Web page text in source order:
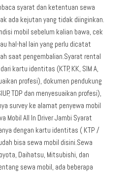
syarat dan ketentuan sewa
ada kejutan yang tidak diinginkan.
mobil sebelum kalian bawa, cek
hal-hal lain yang perlu dicatat
saat pengembalian.Syarat rental
kartu identitas (KTP, KK, SIM A,
profesi), dokumen pendukung
TDP dan menyesuaikan profesi),
survey ke alamat penyewa mobil
Mobil All In Driver Jambi Syarat
dengan kartu identitas ( KTP /
bisa sewa mobil disini.Sewa
Daihatsu, Mitsubishi, dan
sewa mobil, ada beberapa